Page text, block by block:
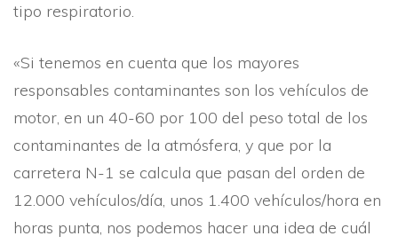
tipo respiratorio.
«Si tenemos en cuenta que los mayores
responsables contaminantes son los vehí­culos de
motor, en un 40-60 por 100 del peso total de los
contaminantes de la atmósfera, y que por la
carretera N-1 se calcula que pasan del orden de
12.000 vehí­culos/dí­a, unos 1.400 vehí­culos/hora en
horas punta, nos podemos hacer una idea de cuál